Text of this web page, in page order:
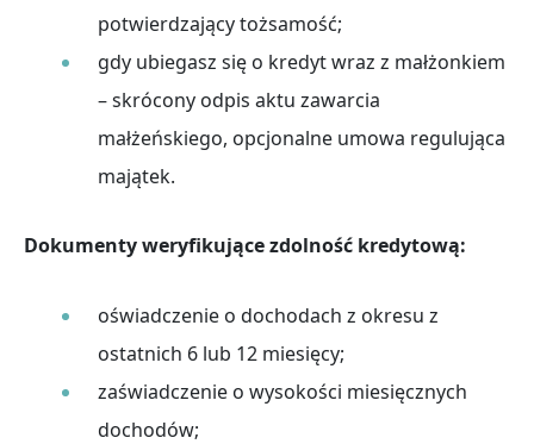
potwierdzający tożsamość;
gdy ubiegasz się o kredyt wraz z małżonkiem
– skrócony odpis aktu zawarcia
małżeńskiego, opcjonalne umowa regulująca
majątek.
Dokumenty weryfikujące zdolność kredytową:
oświadczenie o dochodach z okresu z
ostatnich 6 lub 12 miesięcy;
zaświadczenie o wysokości miesięcznych
dochodów;